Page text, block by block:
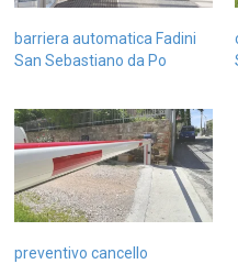
barriera automatica Fadini
San Sebastiano da Po
preventivo cancello